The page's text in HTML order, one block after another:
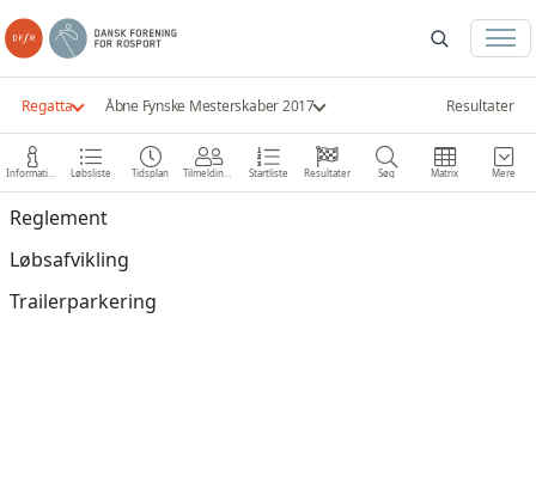
Regatta Åbne Fynske Mesterskaber 2017 Resultater
Information Løbsliste Tidsplan Tilmeldinger Startliste Resultater Søg Matrix Mere
Reglement
Løbsafvikling
Trailerparkering